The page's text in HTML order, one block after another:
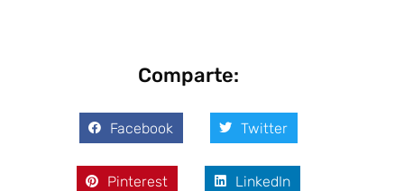
Comparte:
Facebook Twitter
Pinterest LinkedIn